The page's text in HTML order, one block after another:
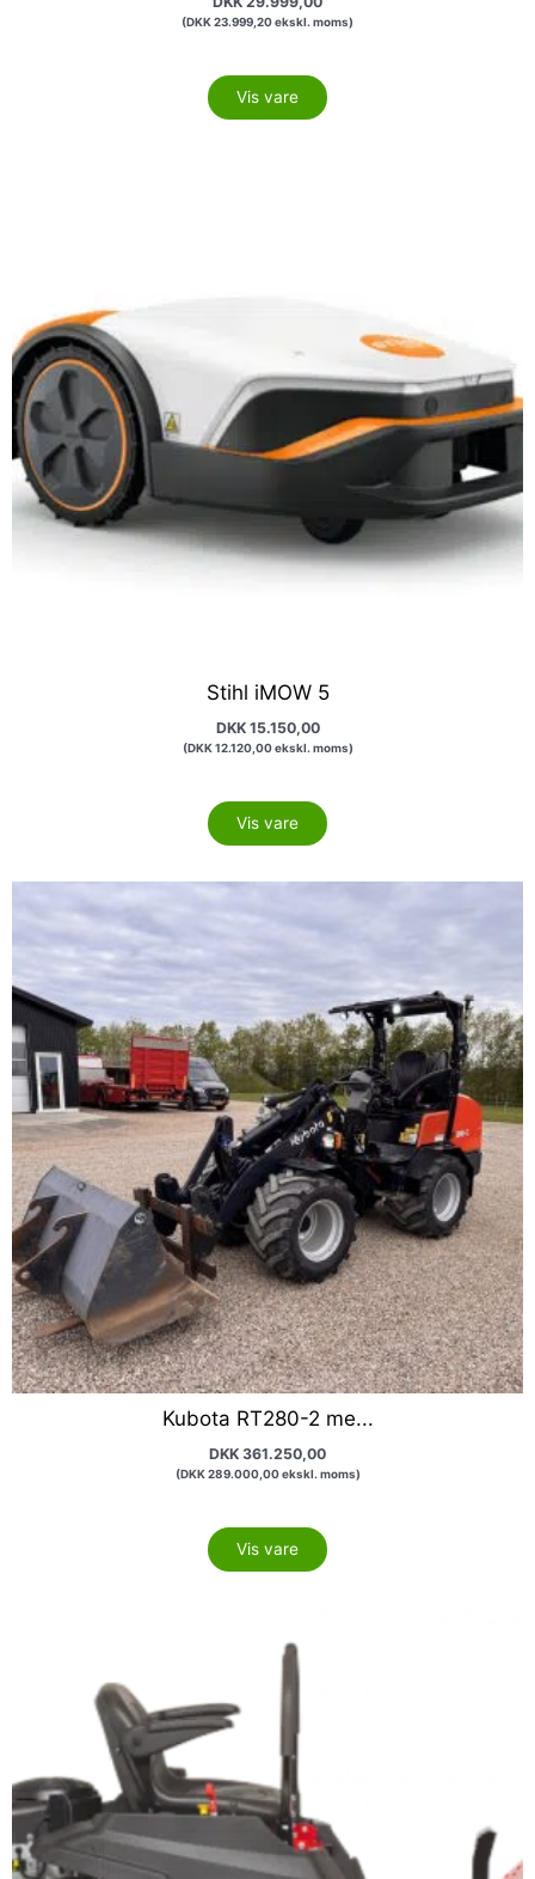
(DKK23.999,20ekskl. moms)
Vis vare
Stihl iMOW 5
DKK15.150,00
(DKK12.120,00ekskl. moms)
Vis vare
Kubota RT280-2 me...
DKK 361.250,00
(DKK289.000,00ekskl. moms)
Vis vare